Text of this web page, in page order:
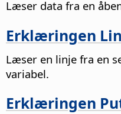
Læser data fra en
Erklæringen
Læser en linje fra en
variabel.
Erklæringen